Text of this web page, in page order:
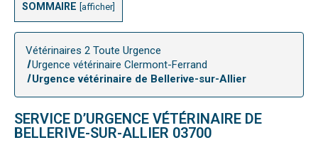
SOMMAIRE afficher
Vétérinaires 2 Toute Urgence
Urgence vétérinaire Clermont-Ferrand
Urgence vétérinaire de Bellerive-sur-Allier
SERVICE D’URGENCE VÉTÉRINAIRE DE
BELLERIVE-SUR-ALLIER 03700